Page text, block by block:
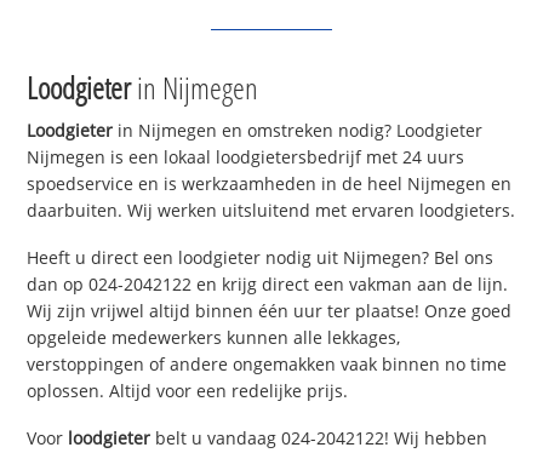
Loodgieterin Nijmegen
Loodgieter in Nijmegen en omstreken nodig? Loodgieter
Nijmegen is een lokaal loodgietersbedrijf met 24 uurs
spoedservice en is werkzaamheden in de heel Nijmegen en
daarbuiten. Wij werken uitsluitend met ervaren loodgieters.
Heeft u direct een loodgieter nodig uit Nijmegen? Bel ons
dan op 024-2042122 en krijg direct een vakman aan de lijn.
Wij zijn vrijwel altijd binnen één uur ter plaatse! Onze goed
opgeleide medewerkers kunnen alle lekkages,
verstoppingen of andere ongemakken vaak binnen no time
oplossen. Altijd voor een redelijke prijs.
Voor loodgieter belt u vandaag 024-2042122! Wij hebben